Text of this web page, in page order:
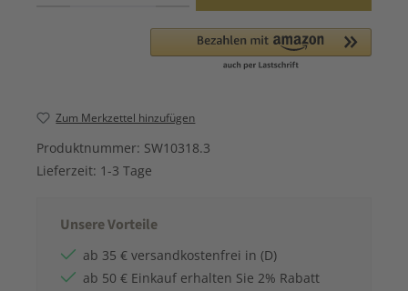
Zum Merkzettel hinzufügen
Produktnummer: SW10318.3
Lieferzeit: 1-3 Tage
Unsere Vorteile
ab 35 € versandkostenfrei in (D)
ab 50 € Einkauf erhalten Sie 2% Rabatt